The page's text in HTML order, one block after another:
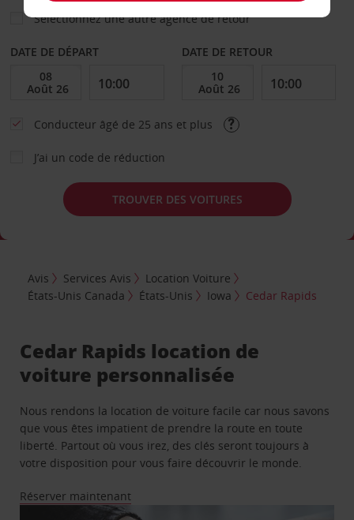
Sélectionnez une autre agence de retour
DATE DE DÉPART DATE DE RETOUR
Conducteur âgé de 25 ans et plus
J’ai un code de réduction
TROUVER DES VOITURES
Avis Services Avis
Location Voiture
États-Unis Canada
États-Unis Iowa Cedar Rapids
Cedar Rapids location de
voiture personnalisée
Nous rendons la location de voiture facile car nous savons
que vous êtes impatient de prendre la route en toute
liberté. Partout où vous irez, des clés seront toujours à
votre disposition pour vous faire découvrir le monde.
Réserver maintenant